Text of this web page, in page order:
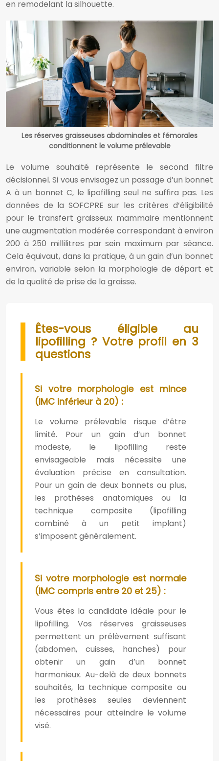
en remodelant la silhouette.
Les réserves graisseuses abdominales et fémorales
conditionnent le volume prélevable
Le volume souhaité représente le second filtre
décisionnel. Si vous envisagez un passage d’un bonnet
A à un bonnet C, le lipofilling seul ne suffira pas. Les
données de la SOFCPRE sur les critères d’éligibilité
pour le transfert graisseux mammaire mentionnent
une augmentation modérée correspondant à environ
200 à 250 millilitres par sein maximum par séance.
Cela équivaut, dans la pratique, à un gain d’un bonnet
environ, variable selon la morphologie de départ et
de la qualité de prise de la graisse.
Êtes-vous éligible au
lipofilling ? Votre profil en 3
questions
Si votre morphologie est mince
(IMC inférieur à 20) :
Le volume prélevable risque d’être
limité. Pour un gain d’un bonnet
modeste, le lipofilling reste
envisageable mais nécessite une
évaluation précise en consultation.
Pour un gain de deux bonnets ou plus,
les prothèses anatomiques ou la
technique composite (lipofilling
combiné à un petit implant)
s’imposent généralement.
Si votre morphologie est normale
(IMC compris entre 20 et 25) :
Vous êtes la candidate idéale pour le
lipofilling. Vos réserves graisseuses
permettent un prélèvement suffisant
(abdomen, cuisses, hanches) pour
obtenir un gain d’un bonnet
harmonieux. Au-delà de deux bonnets
souhaités, la technique composite ou
les prothèses seules deviennent
nécessaires pour atteindre le volume
visé.